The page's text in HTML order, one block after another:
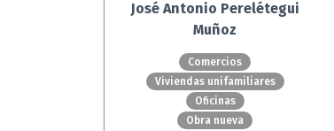
José Antonio Perelétegui
Muñoz
Comercios
Viviendas unifamiliares
Oficinas
Obra nueva